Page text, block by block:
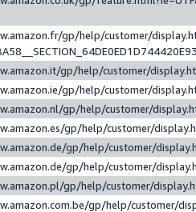
gp/help/customer/
gp/help/customer/
gp/help/customer/
gp/help/customer/
gp/help/customer/
gp/help/customer/
gp/help/customer/
gp/help/customer/
gp/help/customer/